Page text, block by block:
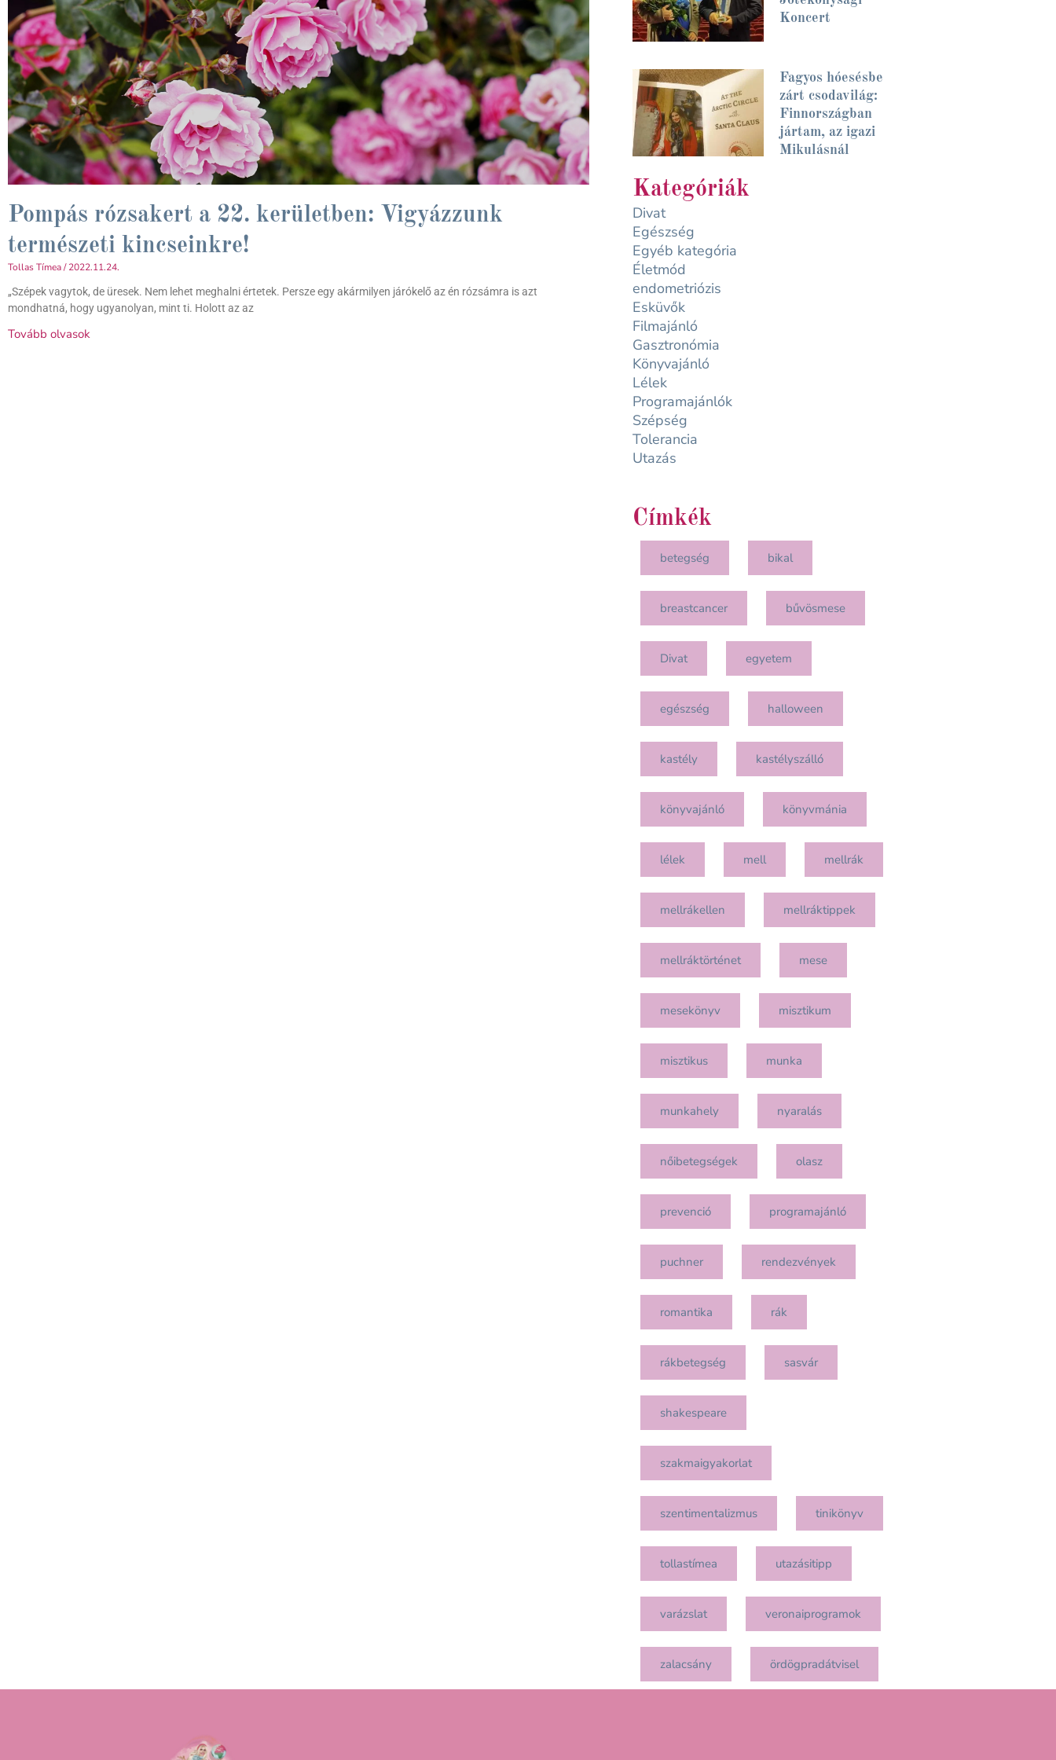
Pompás rózsakert a 22. kerületben: Vigyázzunk
természeti kincseinkre!
Tollas Tímea 2022.11.24.
„Szépek vagytok, de üresek. Nem lehet meghalni értetek. Persze egy akármilyen járókelő az én rózsámra is azt
mondhatná, hogy ugyanolyan, mint ti. Holott az az
Tovább olvasok
Koncert
Fagyos hóesésbe
zárt csodavilág:
Finnországban
jártam, az igazi
Mikulásnál
Kategóriák
Divat
Egészség
Egyéb kategória
Életmód
endometriózis
Esküvők
Filmajánló
Gasztronómia
Könyvajánló
Lélek
Programajánlók
Szépség
Tolerancia
Utazás
Címkék
betegség bikal
breastcancer bűvösmese
Divat egyetem
egészség halloween
kastély kastélyszálló
könyvajánló könyvmánia
lélek mell mellrák
mellrákellen mellráktippek
mellráktörténet mese
mesekönyv misztikum
misztikus munka
munkahely nyaralás
nőibetegségek olasz
prevenció programajánló
puchner rendezvények
romantika rák
rákbetegség sasvár
shakespeare
szakmaigyakorlat
szentimentalizmus tinikönyv
tollastímea utazásitipp
varázslat veronaiprogramok
zalacsány ördögpradátvisel